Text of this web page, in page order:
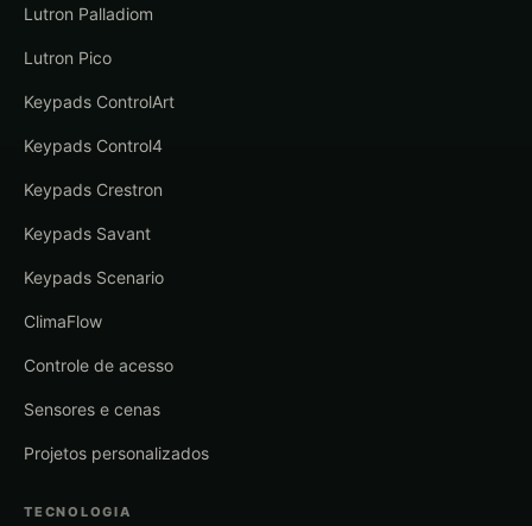
Lutron Palladiom
Lutron Pico
Keypads ControlArt
Keypads Control4
Keypads Crestron
Keypads Savant
Keypads Scenario
ClimaFlow
Controle de acesso
Sensores e cenas
Projetos personalizados
TECNOLOGIA